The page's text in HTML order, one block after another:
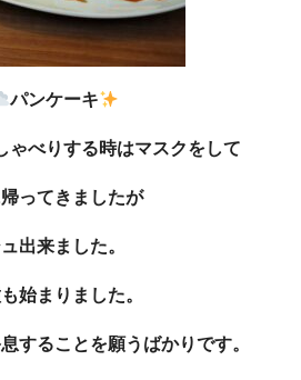
パンケーキ
ゃべりする時はマスクをして
ってきましたが
出来ました。
始まりました。
することを願うばかりです。